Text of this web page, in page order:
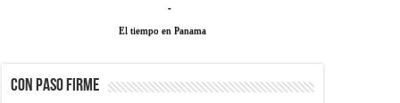
-
El tiempo en Panama
CON PASO FIRME